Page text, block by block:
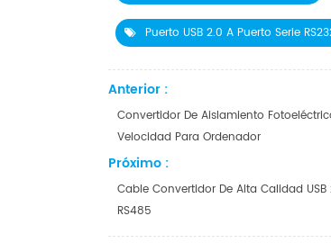
Puerto USB 2.0 A Puerto Serie
Anterior :
Convertidor De Aislamiento
Velocidad Para Ordenador
Próximo :
Cable Convertidor De Alta Calidad USB
RS485